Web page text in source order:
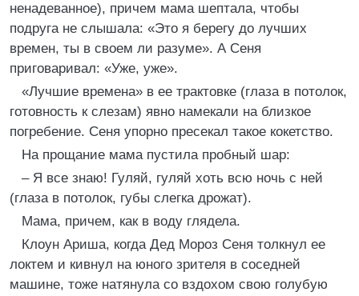
ненадеванное), причем мама шептала, чтобы
подруга не слышала: «Это я берегу до лучших
времен, ты в своем ли разуме». А Сеня
приговаривал: «Уже, уже».
«Лучшие времена» в ее трактовке (глаза в потолок,
готовность к слезам) явно намекали на близкое
погребение. Сеня упорно пресекал такое кокетство.
На прощание мама пустила пробный шар:
– Я все знаю! Гуляй, гуляй хоть всю ночь с ней
(глаза в потолок, губы слегка дрожат).
Мама, причем, как в воду глядела.
Клоун Ариша, когда Дед Мороз Сеня толкнул ее
локтем и кивнул на юного зрителя в соседней
машине, тоже натянула со вздохом свою голубую